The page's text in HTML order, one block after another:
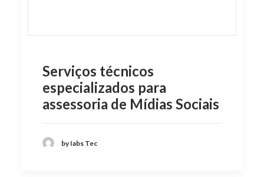
Serviços técnicos
especializados para
assessoria de Mídias Sociais
by Iabs Tec